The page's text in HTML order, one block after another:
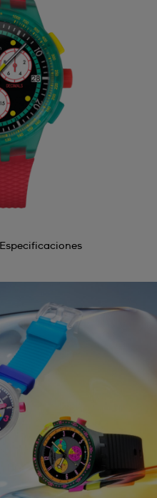
Especificaciones